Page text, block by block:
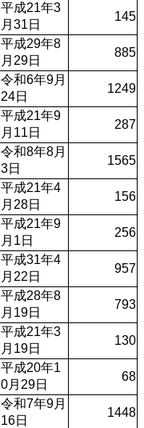
平成21年3
月31日
145
平成29年8
月29日
885
令和6年9月
24日
1249
平成21年9
月11日
287
令和8年8月
3日
1565
平成21年4
月28日
156
平成21年9
月1日
256
平成31年4
月22日
957
平成28年8
月19日
793
平成21年3
月19日
130
平成20年1
0月29日
68
令和7年9月
16日
1448